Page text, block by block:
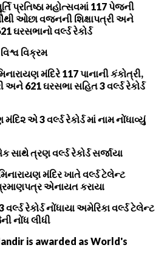
પ્રતિષ્ઠા મહોત્સવમાં 117 પેજની
ઓછા વજનની શિક્ષાપત્રી અને
ઘરસભાનો વર્લ્ડ રેકોર્ડ
વિક્રમ
મંદિરે 117 પાનાની કંકોત્રી,
અને 621 ઘરસભા સહિત 3 વર્લ્ડ રેકોર્ડ
એ 3 વર્લ્ડ રેકોર્ડ માં નામ નોંધાવ્યું
સાથે ત્રણ વર્લ્ડ રેકોર્ડ સર્જાયા
મંદિર ખાતે વર્લ્ડ ટેલેન્ટ
એનાયત કરાયા
રેકોર્ડ નોંધાયા અમેરિકા વર્લ્ડ ટેલેન્ટ
નોંધ લીધી
is awarded as World's